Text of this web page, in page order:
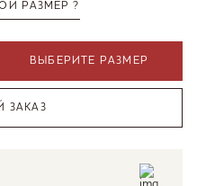
РАЗМЕР ?
ВЫБЕРИТЕ РАЗМЕР
ЗАКАЗ